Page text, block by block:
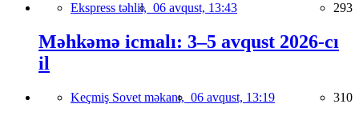
Ekspress təhlil, 06 avqust, 13:43 293
Məhkəmə icmalı: 3–5 avqust 2026-cı
il
Keçmiş Sovet məkanı, 06 avqust, 13:19 310